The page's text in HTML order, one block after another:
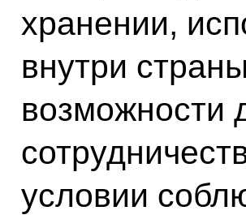
хранении,
внутри
возможности
условии